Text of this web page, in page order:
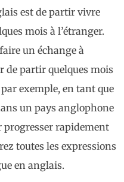
est de partir vivre
mois à l’étranger.
un échange à
de partir quelques mois
exemple, en tant que
un pays anglophone
progresser rapidement
toutes les expressions
en anglais.